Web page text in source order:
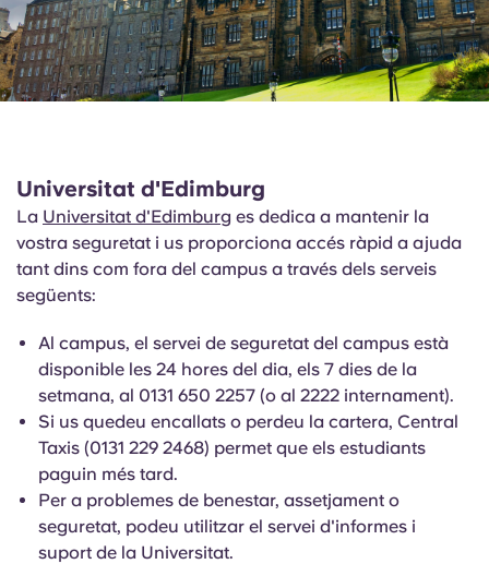
Universitat d'Edimburg
La Universitat d'Edimburg es dedica a mantenir la
vostra seguretat i us proporciona accés ràpid a ajuda
tant dins com fora del campus a través dels serveis
següents:
Al campus, el servei de seguretat del campus està
disponible les 24 hores del dia, els 7 dies de la
setmana, al 0131 650 2257 (o al 2222 internament).
Si us quedeu encallats o perdeu la cartera, Central
Taxis (0131 229 2468) permet que els estudiants
paguin més tard.
Per a problemes de benestar, assetjament o
seguretat, podeu utilitzar el servei d'informes i
suport de la Universitat.